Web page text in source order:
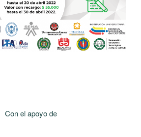
Con el apoyo de